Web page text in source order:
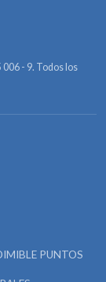
- 9. Todos los
PUNTOS